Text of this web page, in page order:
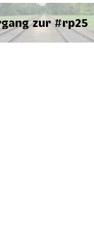
zur #rp25